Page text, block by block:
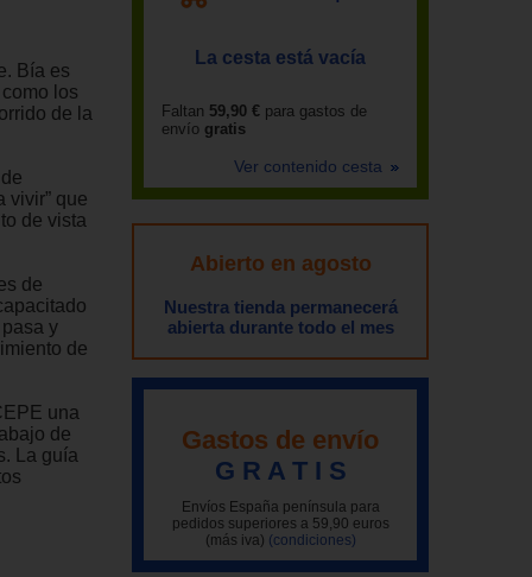
Bía es
los
de la
vivir” que
de vista
de
y
de
una
de
La guía
La cesta está vacía
Faltan 59,90 € para gastos de
envío gratis
Ver contenido cesta
Abierto en agosto
Nuestra tienda permanecerá
abierta durante todo el mes
Gastos de envío
G R A T I S
Envíos España península para
pedidos superiores a 59,90 euros
(más iva) (condiciones)